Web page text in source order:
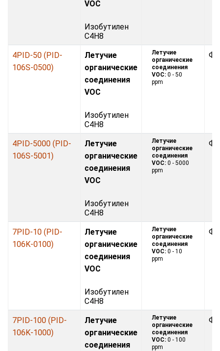
VOC
Изобутилен
C4H8
4PID-50 (PID-
106S-0500)
Летучие
органические
соединения
VOC
Изобутилен
C4H8
Летучие
органические
соединения
VOC: 0 - 50
ppm
4PID-5000 (PID-
106S-5001)
Летучие
органические
соединения
VOC
Изобутилен
C4H8
Летучие
органические
соединения
VOC: 0 - 5000
ppm
7PID-10 (PID-
106K-0100)
Летучие
органические
соединения
VOC
Изобутилен
C4H8
Летучие
органические
соединения
VOC: 0 - 10
ppm
7PID-100 (PID-
106K-1000)
Летучие
органические
соединения
Летучие
органические
соединения
VOC: 0 - 100
ppm